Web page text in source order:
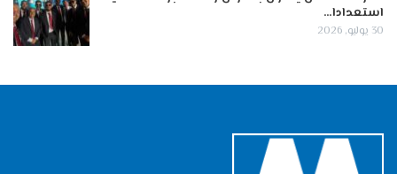
استعدادا…
30 يوليو, 2026